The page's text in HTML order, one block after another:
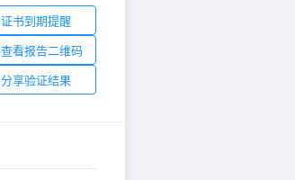
证书到期提醒
查看报告二维码
分享验证结果